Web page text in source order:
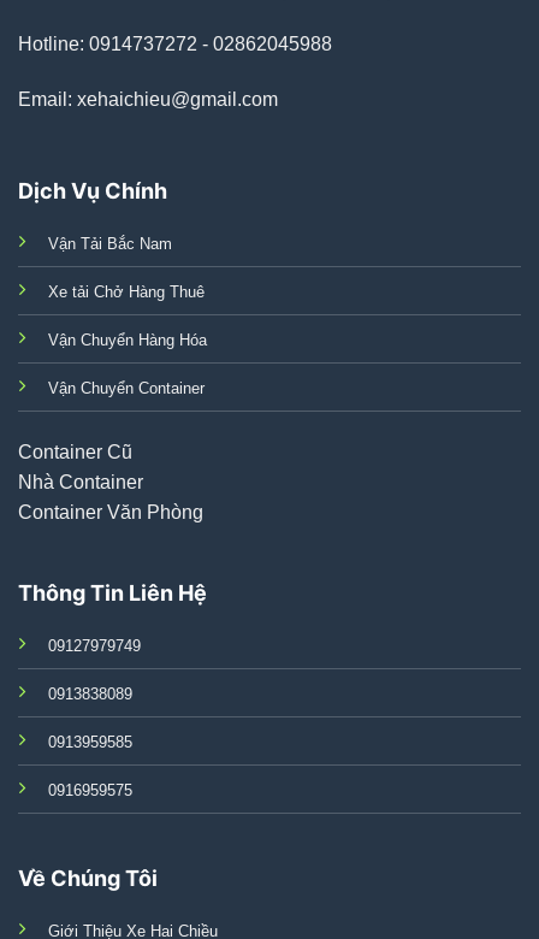
Hotline: 0914737272 - 02862045988
Email: xehaichieu@gmail.com
Dịch Vụ Chính
Vận Tải Bắc Nam
Xe tải Chở Hàng Thuê
Vận Chuyển Hàng Hóa
Vận Chuyển Container
Container Cũ
Nhà Container
Container Văn Phòng
Thông Tin Liên Hệ
09127979749
0913838089
0913959585
0916959575
Về Chúng Tôi
Giới Thiệu Xe Hai Chiều